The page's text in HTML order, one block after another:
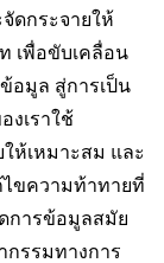
ดกระจายให้
เพื่อขับเคลื่อน
อมูล สู่การเป็น
เราใช้
ห้เหมาะสม และ
ไขความท้าทายที่
การข้อมูลสมัย
รรมทางการ